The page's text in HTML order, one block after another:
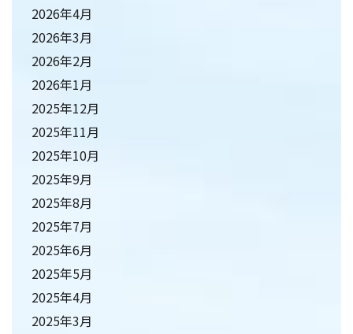
2026年4月
2026年3月
2026年2月
2026年1月
2025年12月
2025年11月
2025年10月
2025年9月
2025年8月
2025年7月
2025年6月
2025年5月
2025年4月
2025年3月